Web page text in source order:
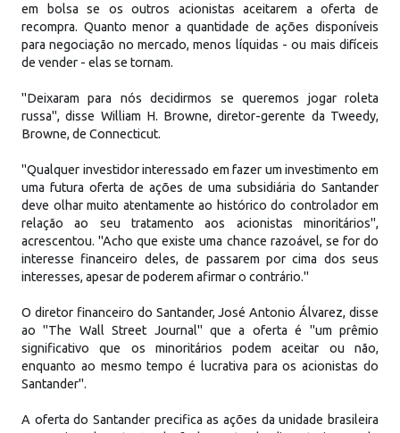
em bolsa se os outros acionistas aceitarem a oferta de
recompra. Quanto menor a quantidade de ações disponíveis
para negociação no mercado, menos líquidas - ou mais difíceis
de vender - elas se tornam.
"Deixaram para nós decidirmos se queremos jogar roleta
russa", disse William H. Browne, diretor-gerente da Tweedy,
Browne, de Connecticut.
"Qualquer investidor interessado em fazer um investimento em
uma futura oferta de ações de uma subsidiária do Santander
deve olhar muito atentamente ao histórico do controlador em
relação ao seu tratamento aos acionistas minoritários",
acrescentou. "Acho que existe uma chance razoável, se for do
interesse financeiro deles, de passarem por cima dos seus
interesses, apesar de poderem afirmar o contrário."
O diretor financeiro do Santander, José Antonio Álvarez, disse
ao "The Wall Street Journal" que a oferta é "um prêmio
significativo que os minoritários podem aceitar ou não,
enquanto ao mesmo tempo é lucrativa para os acionistas do
Santander".
A oferta do Santander precifica as ações da unidade brasileira